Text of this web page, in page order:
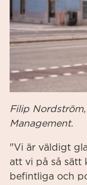
Filip Nordström
Management.
"Vi är väldigt
att vi på så sätt
befintliga och